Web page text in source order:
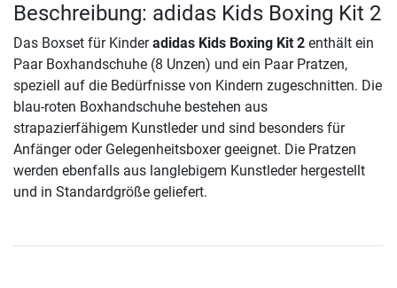
Beschreibung: adidas Kids Boxing Kit 2
Das Boxset für Kinderadidas Kids Boxing Kit 2 enthält ein
Paar Boxhandschuhe (8 Unzen) und ein Paar Pratzen,
speziell auf die Bedürfnisse von Kindern zugeschnitten. Die
blau-roten Boxhandschuhe bestehen aus
strapazierfähigem Kunstleder und sind besonders für
Anfänger oder Gelegenheitsboxer geeignet. Die Pratzen
werden ebenfalls aus langlebigem Kunstleder hergestellt
und in Standardgröße geliefert.